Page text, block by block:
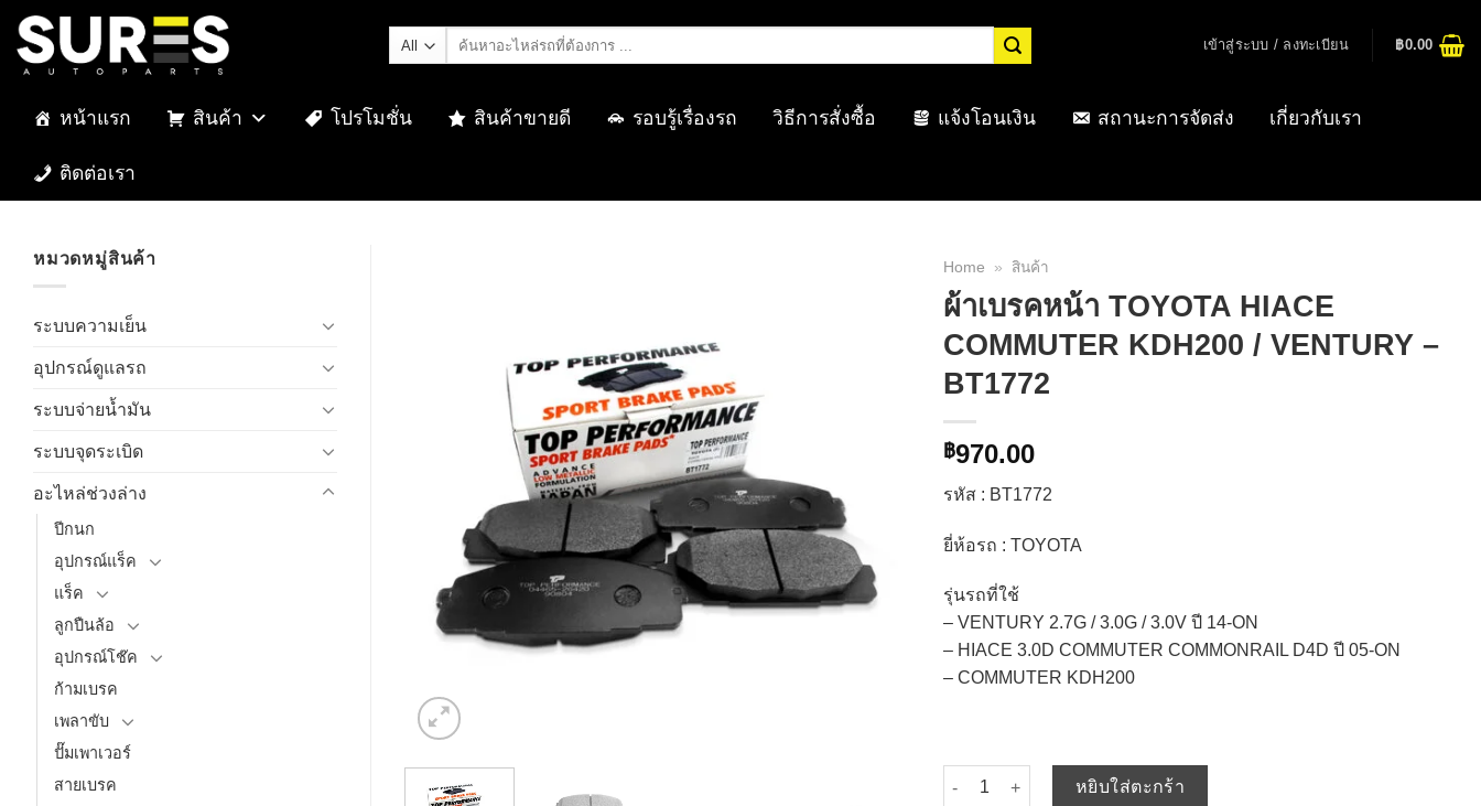
Skip
content
ค้นหา:
เข้าสู่ระบบ / ลงทะเบียน ฿0.00
หน้าแรก สินค้า โปรโมชั่น สินค้าขายดี รอบรู้เรื่องรถ วิธีการสั่งซื้อ แจ้งโอนเงิน สถานะการจัดส่ง เกี่ยวกับเรา
ติดต่อเรา
หมวดหมู่สินค้า
ระบบความเย็น
อุปกรณ์ดูแลรถ
ระบบจ่ายน้ำมัน
ระบบจุดระเบิด
อะไหล่ช่วงล่าง
ปีกนก
อุปกรณ์แร็ค
แร็ค
ลูกปืนล้อ
อุปกรณ์โช๊ค
ก้ามเบรค
เพลาขับ
ปั๊มเพาเวอร์
สายเบรค
Home » สินค้า
ผ้าเบรคหน้า TOYOTA HIACE
COMMUTER KDH200 / VENTURY –
BT1772
฿970.00
รหัส : BT1772
ยี่ห้อรถ : TOYOTA
รุ่นรถที่ใช้
– VENTURY 2.7G / 3.0G / 3.0V ปี 14-ON
– HIACE 3.0D COMMUTER COMMONRAIL D4D ปี 05-ON
– COMMUTER KDH200
จำนวน ผ้าเบรคหน้า TOYOTA HIACE COMMUTER KDH200 / VENTURY -
หยิบใส่ตะกร้า